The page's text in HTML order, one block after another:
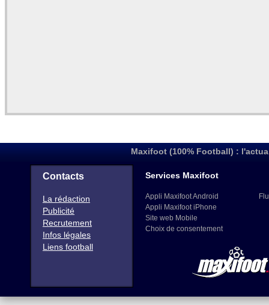
Maxifoot (100% Football) :
Contacts
La rédaction
Publicité
Recrutement
Infos légales
Liens football
Services Maxifoot
Appli Maxifoot Android
Appli Maxifoot iPhone
Site web Mobile
Choix de consentement